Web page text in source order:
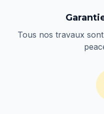
Tous nos travaux